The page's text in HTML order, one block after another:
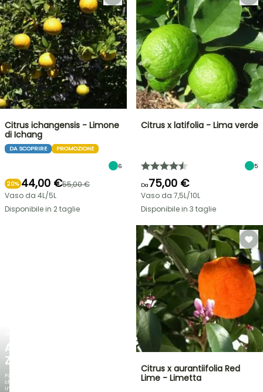
AGAPANTHUS
ZAMBEZI
Fogliami
che
incantano,
Citrus ichangensis - Limone
di Ichang
DA SCOPRIRE PROMOZIONE
6
20% 44,00 €55,00 €
Vaso da 4L/5L
Disponibile in 2 taglie
Citrus x latifolia - Lima verde
5
Da75,00 €
Vaso da 7,5L/10L
Disponibile in 3 taglie
Citrus x aurantiifolia Red
Lime - Limetta